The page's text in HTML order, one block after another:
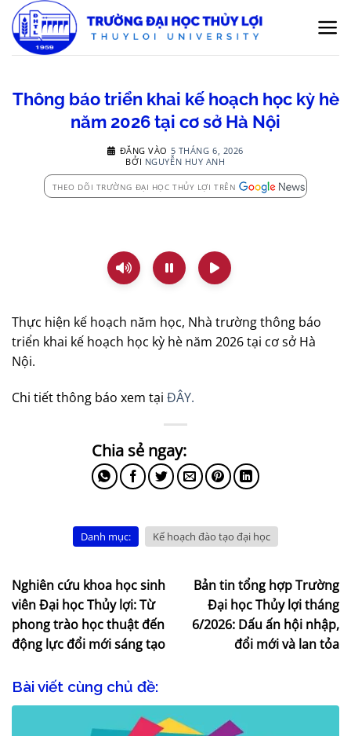
qua
nội
Thông báo triển khai kế hoạch học kỳ hè
năm 2026 tại cơ sở Hà Nội
ĐĂNG VÀO 5 THÁNG 6, 2026
BỞI NGUYỄN HUY ANH
THEO DÕI TRƯỜNG ĐẠI HỌC THỦY LỢI TRÊN
Thực hiện kế hoạch năm học, Nhà trường thông báo
triển khai kế hoạch học kỳ hè năm 2026 tại cơ sở Hà
Nội.
Chi tiết thông báo xem tại ĐÂY.
Danh mục: Kế hoạch đào tạo đại học
Nghiên cứu khoa học sinh
viên Đại học Thủy lợi: Từ
phong trào học thuật đến
động lực đổi mới sáng tạo
Bản tin tổng hợp Trường
Đại học Thủy lợi tháng
6/2026: Dấu ấn hội nhập,
đổi mới và lan tỏa
Bài viết cùng chủ đề: